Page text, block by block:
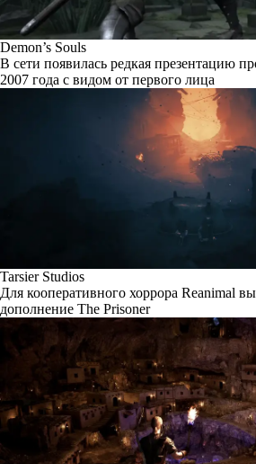
Demon’s Souls
В сети появилась редкая презентацию
2007 года с видом от первого лица
Tarsier Studios
Для кооперативного хоррора Reanimal
дополнение The Prisoner